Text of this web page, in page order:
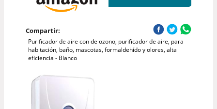
Compartir:
Purificador de aire con de ozono, purificador de aire, para
habitación, baño, mascotas, formaldehído y olores, alta
eficiencia - Blanco